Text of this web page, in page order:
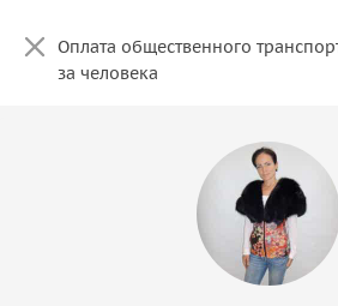
Оплата общественного
за человека